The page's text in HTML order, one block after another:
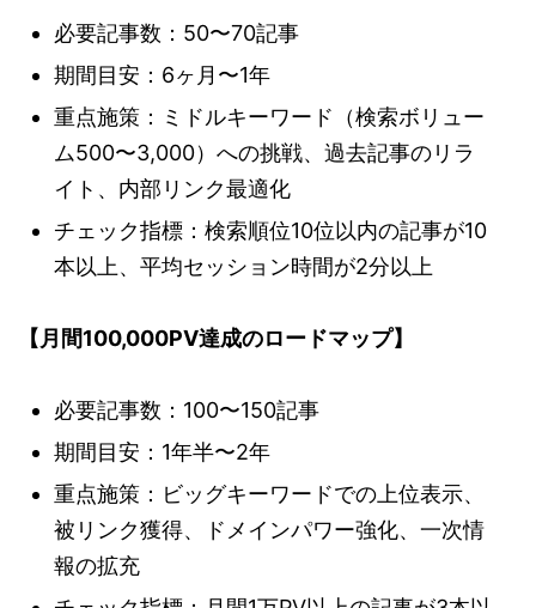
必要記事数：50〜70記事
期間目安：6ヶ月〜1年
重点施策：ミドルキーワード（検索ボリュー
ム500〜3,000）への挑戦、過去記事のリラ
イト、内部リンク最適化
チェック指標：検索順位10位以内の記事が10
本以上、平均セッション時間が2分以上
【月間100,000PV達成のロードマップ】
必要記事数：100〜150記事
期間目安：1年半〜2年
重点施策：ビッグキーワードでの上位表示、
被リンク獲得、ドメインパワー強化、一次情
報の拡充